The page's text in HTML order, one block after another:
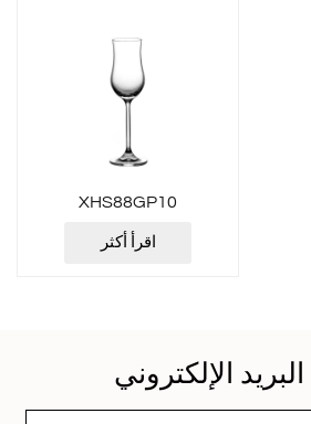
XHS88GP10
اقرأ أكثر